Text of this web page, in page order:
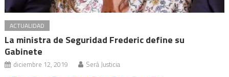
ACTUALIDAD
La ministra de Seguridad Frederic define su
Gabinete
diciembre 12, 2019 Será Justicia